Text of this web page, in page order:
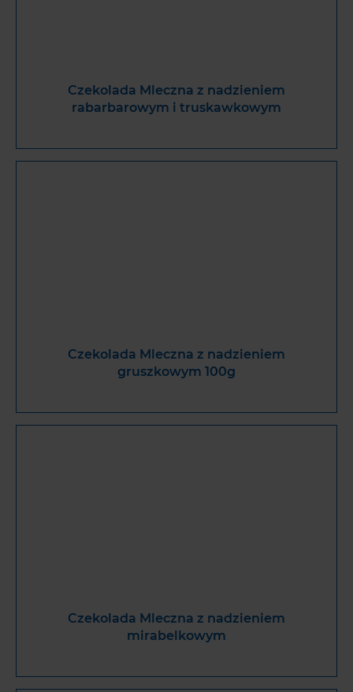
Czekolada Mleczna z nadzieniem
rabarbarowym i truskawkowym
Czekolada Mleczna z nadzieniem
gruszkowym 100g
Czekolada Mleczna z nadzieniem
mirabelkowym